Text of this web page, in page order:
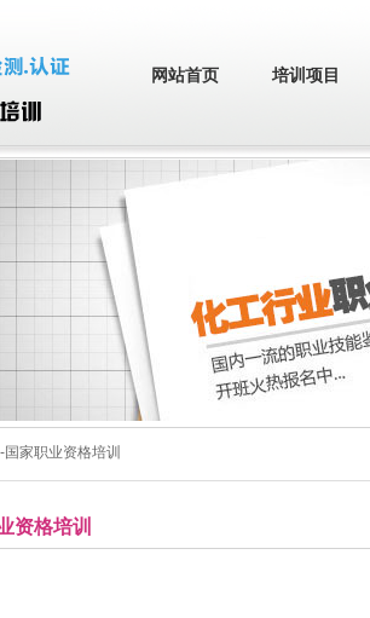
网站首页 培训项目
家职业资格培训
资格培训